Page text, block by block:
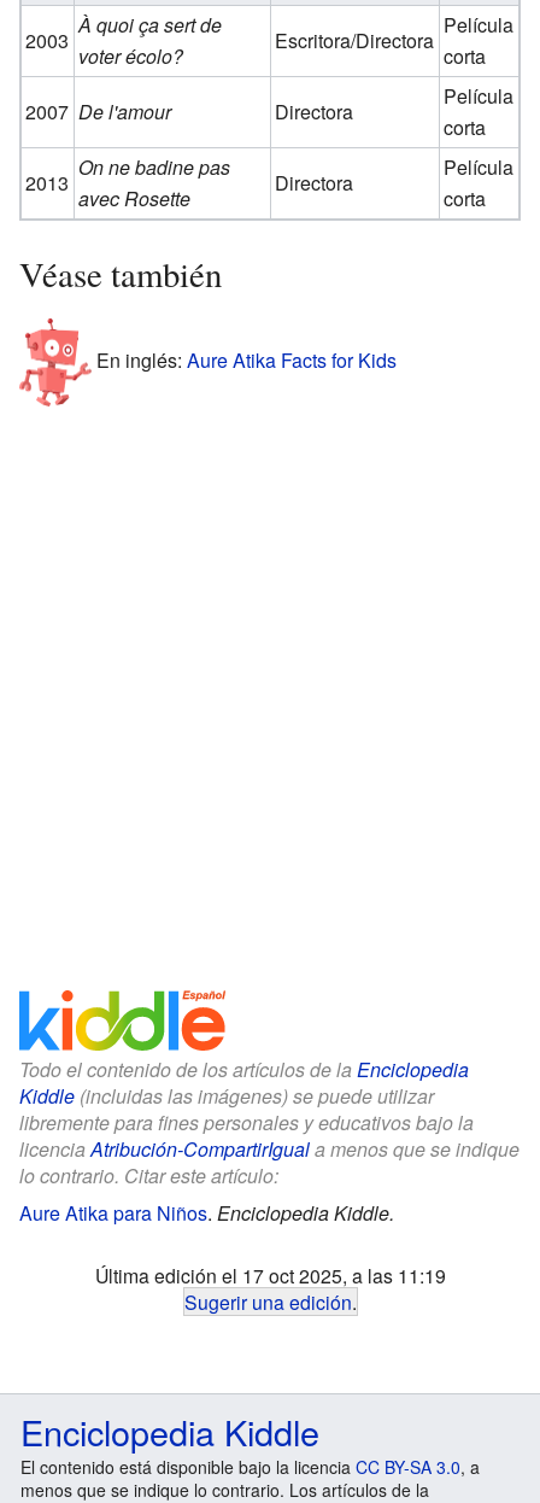
2003
À quoi ça sert de
voter écolo?
Escritora/Directora
Película
corta
2007 De l'amour Directora
Película
corta
2013
On ne badine pas
avec Rosette
Directora
Película
corta
Véase también
En inglés: Aure Atika Facts for Kids
Todo el contenido de los artículos de la Enciclopedia
Kiddle (incluidas las imágenes) se puede utilizar
libremente para fines personales y educativos bajo la
licenciaAtribución-CompartirIguala menos que se indique
lo contrario. Citar este artículo:
Aure Atika para Niños. Enciclopedia Kiddle.
Última edición el 17 oct 2025, a las 11:19
Sugerir una edición.
Enciclopedia Kiddle
El contenido está disponible bajo la licencia CC BY-SA 3.0, a
menos que se indique lo contrario. Los artículos de la